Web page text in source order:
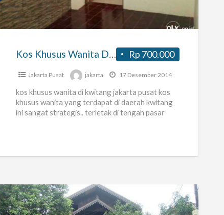
Rp 700.000
Kos Khusus Wanita Di Kwitang
Jakarta Pusat jakarta 17 Desember 2014
kos khusus wanita di kwitang jakarta pusat kos
khusus wanita yang terdapat di daerah kwitang
ini sangat strategis.. terletak di tengah pasar